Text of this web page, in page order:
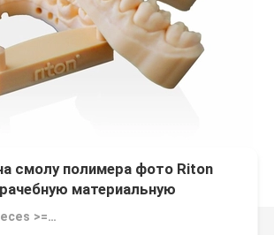
смолу полимера фото Riton
материальную
Цена：$1.00/Pieces >=1 Pieces